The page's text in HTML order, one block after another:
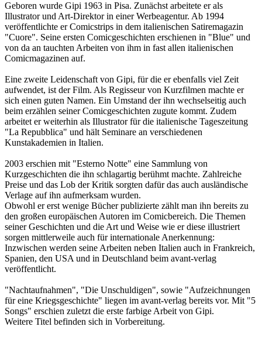
Geboren wurde Gipi 1963 in Pisa. Zunächst arbeitete er als
Illustrator und Art-Direktor in einer Werbeagentur. Ab 1994
veröffentlichte er Comicstrips in dem italienischen Satiremagazin
"Cuore". Seine ersten Comicgeschichten erschienen in "Blue" und
von da an tauchten Arbeiten von ihm in fast allen italienischen
Comicmagazinen auf.
Eine zweite Leidenschaft von Gipi, für die er ebenfalls viel Zeit
aufwendet, ist der Film. Als Regisseur von Kurzfilmen machte er
sich einen guten Namen. Ein Umstand der ihn wechselseitig auch
beim erzählen seiner Comicgeschichten zugute kommt. Zudem
arbeitet er weiterhin als Illustrator für die italienische Tageszeitung
"La Repubblica" und hält Seminare an verschiedenen
Kunstakademien in Italien.
2003 erschien mit "Esterno Notte" eine Sammlung von
Kurzgeschichten die ihn schlagartig berühmt machte. Zahlreiche
Preise und das Lob der Kritik sorgten dafür das auch ausländische
Verlage auf ihn aufmerksam wurden.
Obwohl er erst wenige Bücher publizierte zählt man ihn bereits zu
den großen europäischen Autoren im Comicbereich. Die Themen
seiner Geschichten und die Art und Weise wie er diese illustriert
sorgen mittlerweile auch für internationale Anerkennung:
Inzwischen werden seine Arbeiten neben Italien auch in Frankreich,
Spanien, den USA und in Deutschland beim avant-verlag
veröffentlicht.
"Nachtaufnahmen", "Die Unschuldigen", sowie "Aufzeichnungen
für eine Kriegsgeschichte" liegen im avant-verlag bereits vor. Mit "5
Songs" erschien zuletzt die erste farbige Arbeit von Gipi.
Weitere Titel befinden sich in Vorbereitung.